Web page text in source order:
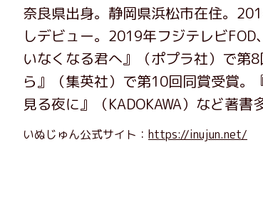
奈良県出身。静岡県浜松市在住。
しデビュー。2019年フジテレビ
いなくなる君へ』（ポプラ社）で第
ら』（集英社）で第10回同賞受賞。
見る夜に』（KADOKAWA）など著書
いぬじゅん公式サイト： https://inujun.net/